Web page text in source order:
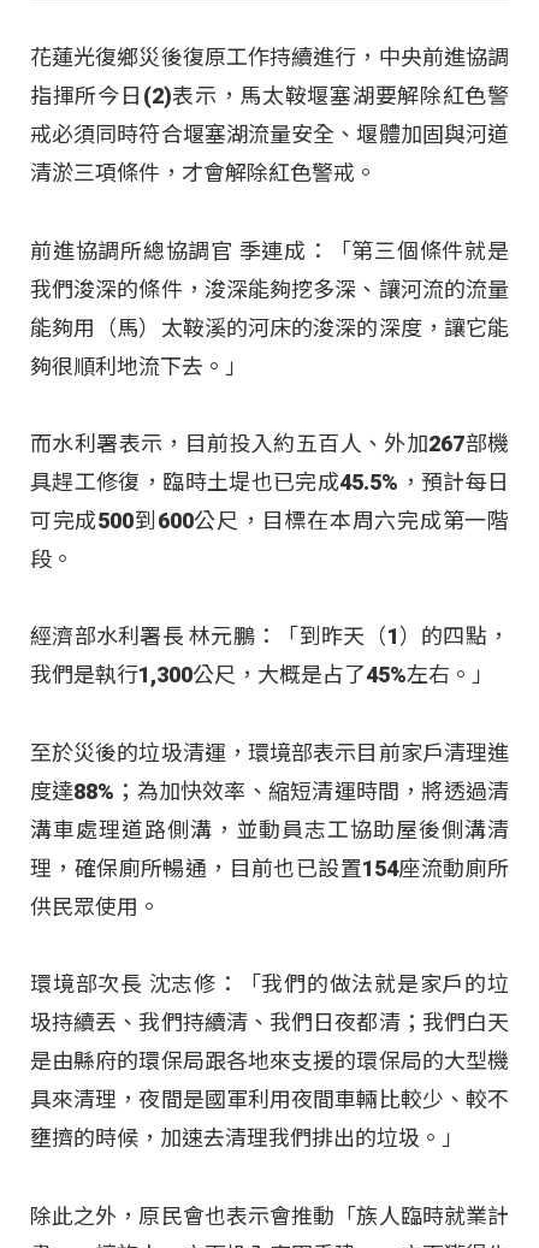
花蓮光復鄉災後復原工作持續進行，中央前進協調
指揮所今日(2)表示，馬太鞍堰塞湖要解除紅色警
戒必須同時符合堰塞湖流量安全、堰體加固與河道
清淤三項條件，才會解除紅色警戒。
前進協調所總協調官 季連成：「第三個條件就是
我們浚深的條件，浚深能夠挖多深、讓河流的流量
能夠用（馬）太鞍溪的河床的浚深的深度，讓它能
夠很順利地流下去。」
而水利署表示，目前投入約五百人、外加267部機
具趕工修復，臨時土堤也已完成45.5%，預計每日
可完成500到600公尺，目標在本周六完成第一階
段。
經濟部水利署長 林元鵬：「到昨天（1）的四點，
我們是執行1,300公尺，大概是占了45%左右。」
至於災後的垃圾清運，環境部表示目前家戶清理進
度達88%；為加快效率、縮短清運時間，將透過清
溝車處理道路側溝，並動員志工協助屋後側溝清
理，確保廁所暢通，目前也已設置154座流動廁所
供民眾使用。
環境部次長 沈志修：「我們的做法就是家戶的垃
圾持續丟、我們持續清、我們日夜都清；我們白天
是由縣府的環保局跟各地來支援的環保局的大型機
具來清理，夜間是國軍利用夜間車輛比較少、較不
壅擠的時候，加速去清理我們排出的垃圾。」
除此之外，原民會也表示會推動「族人臨時就業計